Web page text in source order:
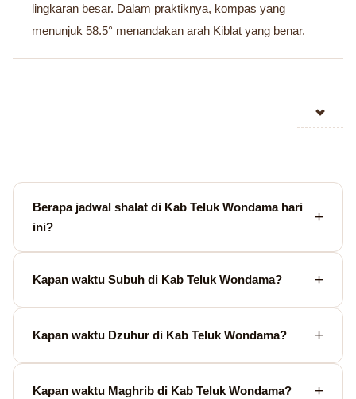
lingkaran besar. Dalam praktiknya, kompas yang
menunjuk 58.5° menandakan arah Kiblat yang benar.
Berapa jadwal shalat di Kab Teluk Wondama hari
ini?
Kapan waktu Subuh di Kab Teluk Wondama?
Kapan waktu Dzuhur di Kab Teluk Wondama?
Kapan waktu Maghrib di Kab Teluk Wondama?